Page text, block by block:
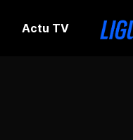
Actu TV